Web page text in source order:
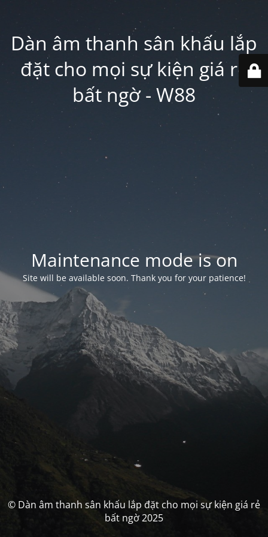
Dàn âm thanh sân khấu lắp
đặt cho mọi sự kiện giá rẻ
bất ngờ - W88
Maintenance mode is on
Site will be available soon. Thank you for your patience!
© Dàn âm thanh sân khấu lắp đặt cho mọi sự kiện giá rẻ
bất ngờ 2025